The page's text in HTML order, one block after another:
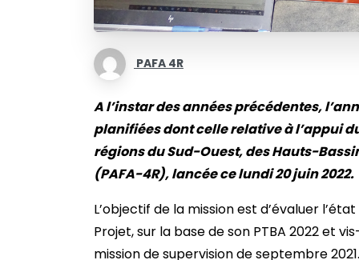
PAFA 4R
A l’instar des années précédentes,
planifiées dont celle relative à l’appui
régions du Sud-Ouest, des Hauts-
(PAFA-4R), lancée ce lundi 20 juin 2022.
L’objectif de la mission est d’évaluer
Projet, sur la base de son PTBA 2022 et
mission de supervision de septembre